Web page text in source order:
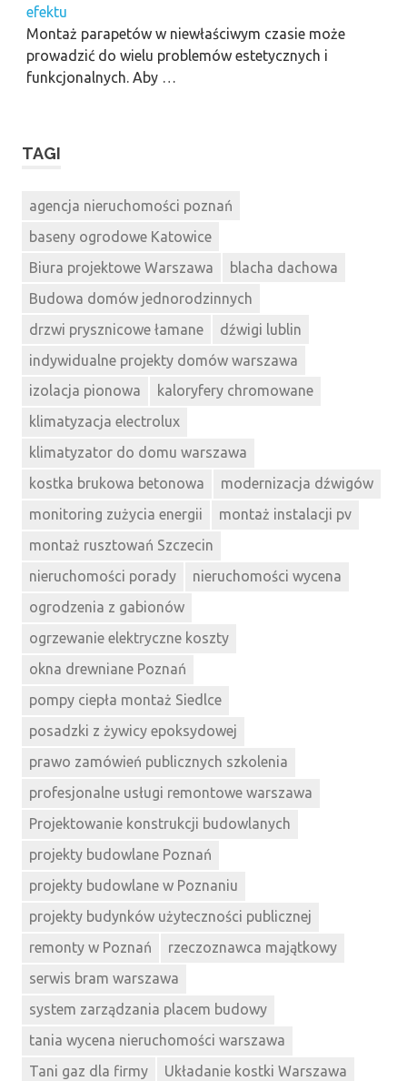
efektu
Montaż parapetów w niewłaściwym czasie może
prowadzić do wielu problemów estetycznych i
funkcjonalnych. Aby …
TAGI
agencja nieruchomości poznań
baseny ogrodowe Katowice
Biura projektowe Warszawa
blacha dachowa
Budowa domów jednorodzinnych
drzwi prysznicowe łamane
dźwigi lublin
indywidualne projekty domów warszawa
izolacja pionowa
kaloryfery chromowane
klimatyzacja electrolux
klimatyzator do domu warszawa
kostka brukowa betonowa
modernizacja dźwigów
monitoring zużycia energii
montaż instalacji pv
montaż rusztowań Szczecin
nieruchomości porady
nieruchomości wycena
ogrodzenia z gabionów
ogrzewanie elektryczne koszty
okna drewniane Poznań
pompy ciepła montaż Siedlce
posadzki z żywicy epoksydowej
prawo zamówień publicznych szkolenia
profesjonalne usługi remontowe warszawa
Projektowanie konstrukcji budowlanych
projekty budowlane Poznań
projekty budowlane w Poznaniu
projekty budynków użyteczności publicznej
remonty w Poznań
rzeczoznawca majątkowy
serwis bram warszawa
system zarządzania placem budowy
tania wycena nieruchomości warszawa
Tani gaz dla firmy
Układanie kostki Warszawa